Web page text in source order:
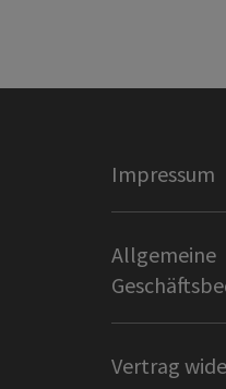
Impressum
Allgemeine
Vertrag